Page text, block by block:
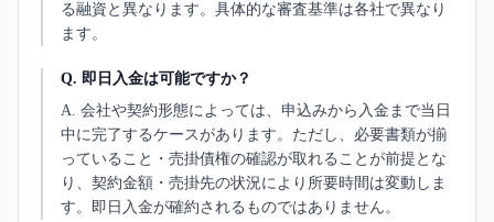
る融資と異なります。具体的な審査基準は各社で異なり
ます。
Q. 即日入金は可能ですか？
A. 会社や契約形態によっては、申込みから入金まで当日
中に完了するケースがあります。ただし、必要書類が揃
っていること・売掛債権の確認が取れることが前提とな
り、契約金額・売掛先の状況により所要時間は変動しま
す。即日入金が確約されるものではありません。